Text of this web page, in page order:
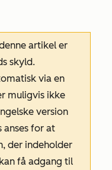
artikel er
skyld.
via en
muligvis ikke
version
anses for at
der indeholder
få adgang til